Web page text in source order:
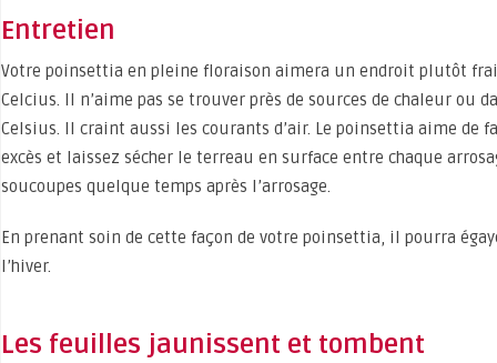
Entretien
Votre poinsettia en pleine floraison aimera un endroit plutôt
Celcius. Il n’aime pas se trouver près de sources de chaleur ou
Celsius. Il craint aussi les courants d’air. Le poinsettia aime de
excès et laissez sécher le terreau en surface entre chaque
soucoupes quelque temps après l’arrosage.
En prenant soin de cette façon de votre poinsettia, il pourra
l’hiver.
Les feuilles jaunissent et tombent